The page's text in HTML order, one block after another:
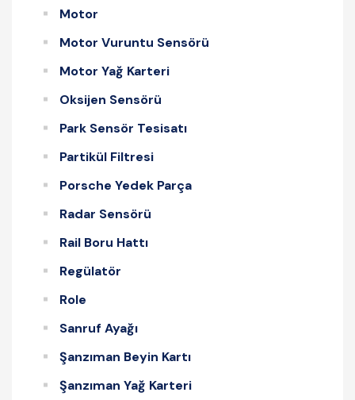
Motor
Motor Vuruntu Sensörü
Motor Yağ Karteri
Oksijen Sensörü
Park Sensör Tesisatı
Partikül Filtresi
Porsche Yedek Parça
Radar Sensörü
Rail Boru Hattı
Regülatör
Role
Sanruf Ayağı
Şanzıman Beyin Kartı
Şanzıman Yağ Karteri